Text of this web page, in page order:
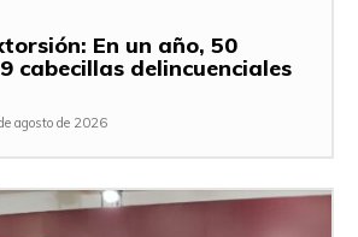
En un año, 50
cabecillas delincuenciales
agosto de 2026